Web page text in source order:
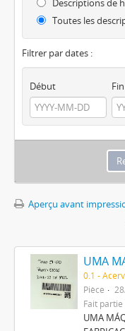
Descriptions de
Toutes les
Filtrer par dates :
Début Fin
Aperçu avant
0.1 -
Pièce
Fait partie
UMA